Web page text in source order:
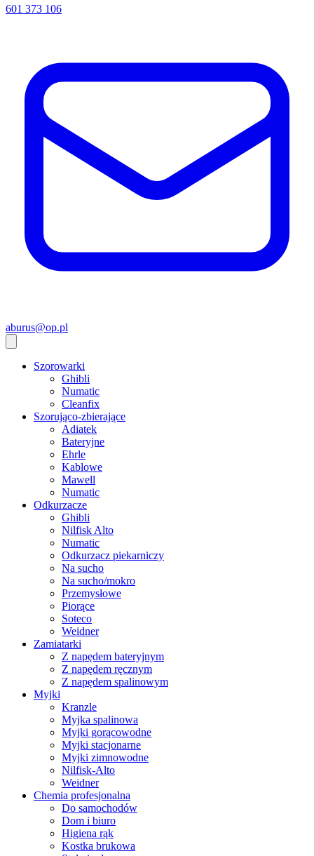
601 373 106
aburus@op.pl
Szorowarki
Ghibli
Numatic
Cleanfix
Szorująco-zbierające
Adiatek
Bateryjne
Ehrle
Kablowe
Mawell
Numatic
Odkurzacze
Ghibli
Nilfisk Alto
Numatic
Odkurzacz piekarniczy
Na sucho
Na sucho/mokro
Przemysłowe
Piorące
Soteco
Weidner
Zamiatarki
Z napędem bateryjnym
Z napędem ręcznym
Z napędem spalinowym
Myjki
Kranzle
Myjka spalinowa
Myjki gorącowodne
Myjki stacjonarne
Myjki zimnowodne
Nilfisk-Alto
Weidner
Chemia profesjonalna
Do samochodów
Dom i biuro
Higiena rąk
Kostka brukowa